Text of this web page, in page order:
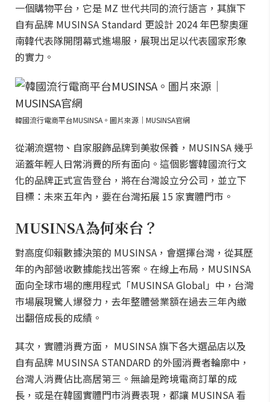
一個購物平台，它是 MZ 世代共同的流行語言，其旗下
自有品牌 MUSINSA Standard 更設計 2024 年巴黎奧運
南韓代表隊開閉幕式進場服，展現出足以代表國家形象
的實力。
韓國流行電商平台MUSINSA。圖片來源｜MUSINSA官網
從潮流選物、自家服飾品牌到美妝保養，MUSINSA 幾乎
涵蓋年輕人日常消費的所有面向。這個影響韓國流行文
化的品牌正式宣告登台，將在台灣設立分公司，並立下
目標：未來五年內，要在台灣拓展 15 家實體門市。
MUSINSA為何來台？
對高度仰賴數據決策的 MUSINSA，會選擇台灣，從其歷
年的內部營收數據能找出答案。在線上布局，MUSINSA
面向全球市場的應用程式「MUSINSA Global」中，台灣
市場展現驚人爆發力，去年整體營業額在過去三年內繳
出翻倍成長的成績。
其次，實體消費方面， MUSINSA 旗下各大選品店以及
自有品牌 MUSINSA STANDARD 的外國消費者輪廓中，
台灣人消費佔比高居第三。無論是跨境電商訂單的成
長，或是在韓國實體門市消費表現，都讓 MUSINSA 看